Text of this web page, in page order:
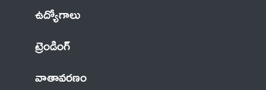
ఉద్యోగాలు
ట్రెండింగ్
వాతావరణం